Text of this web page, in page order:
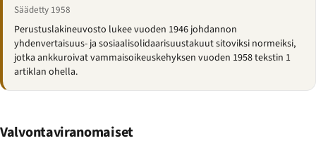
Säädetty 1958
Perustuslakineuvosto lukee vuoden 1946 johdannon
yhdenvertaisuus- ja sosiaalisolidaarisuustakuut sitoviksi normeiksi,
jotka ankkuroivat vammaisoikeuskehyksen vuoden 1958 tekstin 1
artiklan ohella.
Valvontaviranomaiset